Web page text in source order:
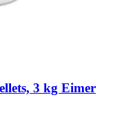
3 kg Eimer